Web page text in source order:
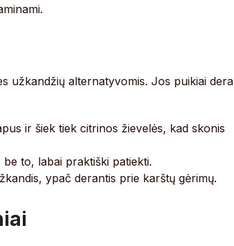
užkandžių alternatyvomis. Jos puikiai dera
ir šiek tiek citrinos žievelės, kad skonis
to, labai praktiški patiekti.
ypač derantis prie karštų gėrimų.